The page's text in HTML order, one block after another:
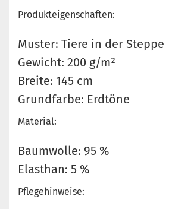
Produkteigenschaften:
Muster: Tiere in der Steppe
Gewicht: 200 g/m²
Breite: 145 cm
Grundfarbe: Erdtöne
Material:
Baumwolle: 95 %
Elasthan: 5 %
Pflegehinweise: